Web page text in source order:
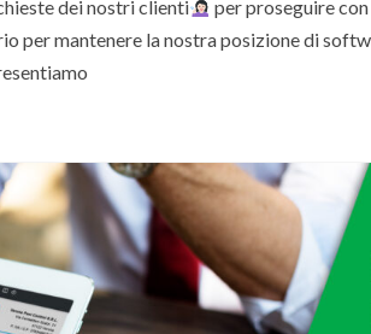
dei nostri clienti
per proseguire
per mantenere la nostra posizione di